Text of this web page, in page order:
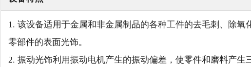
1. 该设备适用于金属和非金属制品的各种工件的去毛刺、除
零部件的表面光饰。
2. 振动光饰利用振动电机产生的振动偏差，使零件和磨料产生